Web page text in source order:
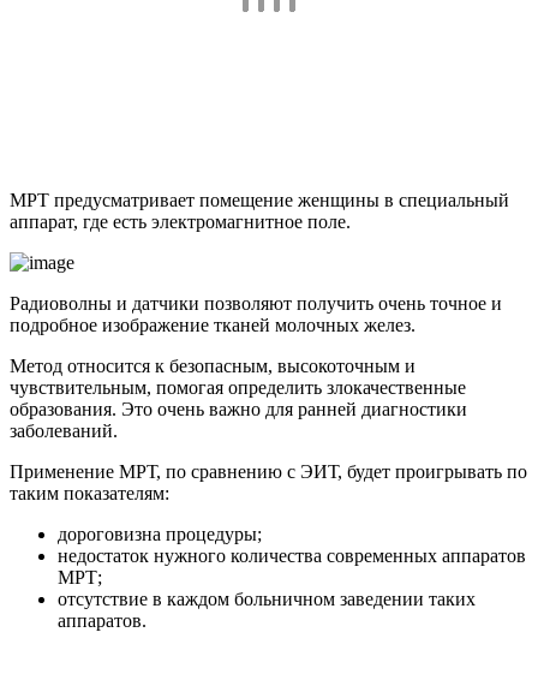
МРТ предусматривает помещение женщины в специальный
аппарат, где есть электромагнитное поле.
Радиоволны и датчики позволяют получить очень точное и
подробное изображение тканей молочных желез.
Метод относится к безопасным, высокоточным и
чувствительным, помогая определить злокачественные
образования. Это очень важно для ранней диагностики
заболеваний.
Применение МРТ, по сравнению с ЭИТ, будет проигрывать по
таким показателям:
дороговизна процедуры;
недостаток нужного количества современных аппаратов
МРТ;
отсутствие в каждом больничном заведении таких
аппаратов.